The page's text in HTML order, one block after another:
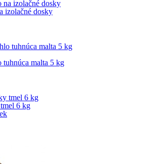
izolačné dosky
malta 5 kg
6 kg